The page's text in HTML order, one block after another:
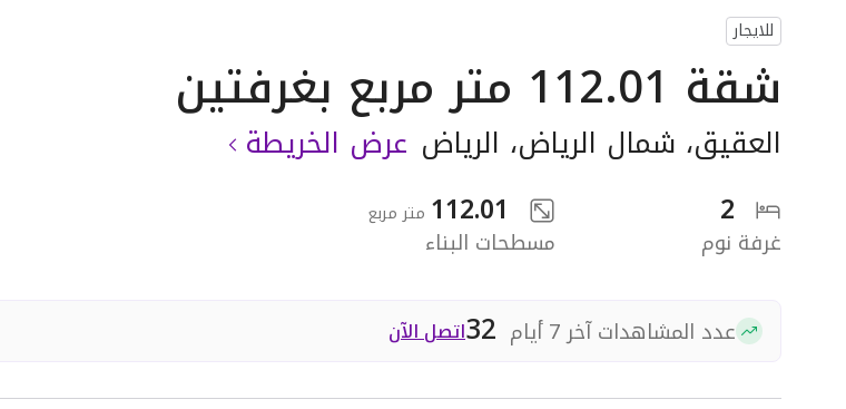
للايجار
شقة 112.01 متر مربع بغرفتين
العقيق، شمال الرياض، الرياض عرض الخريطة
2
غرفة نوم
112.01 متر مربع
مسطحات البناء
عدد المشاهدات آخر 7 أيام 32اتصل الآن